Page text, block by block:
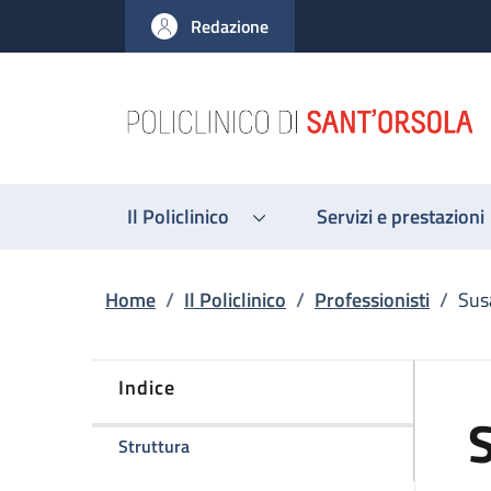
al contenuto principale
to footer content
Redazione
Il Policlinico Servizi e prestazioni
Briciole di pane
Home / Il Policlinico / Professionisti /
Indice
Strutturadella pagina Susanna Giunchi